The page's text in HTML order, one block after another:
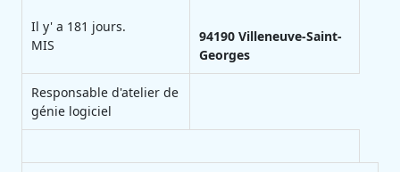
Il y' a 181 jours.
MIS
94190 Villeneuve-Saint-
Georges
Responsable d'atelier de
génie logiciel